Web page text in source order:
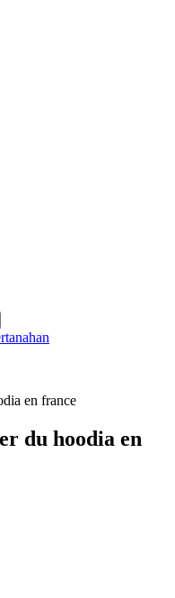
en france
du hoodia en